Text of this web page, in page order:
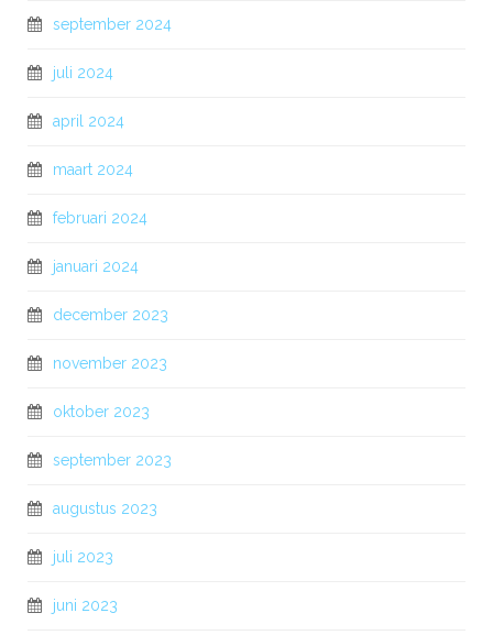
september 2024
juli 2024
april 2024
maart 2024
februari 2024
januari 2024
december 2023
november 2023
oktober 2023
september 2023
augustus 2023
juli 2023
juni 2023